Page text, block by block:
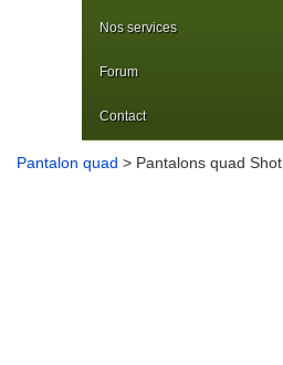
Nos services
Forum
Contact
Pantalon quad > Pantalons quad Shot